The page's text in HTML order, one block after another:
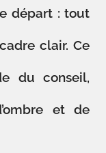
départ : tout
clair. Ce
du conseil,
et de